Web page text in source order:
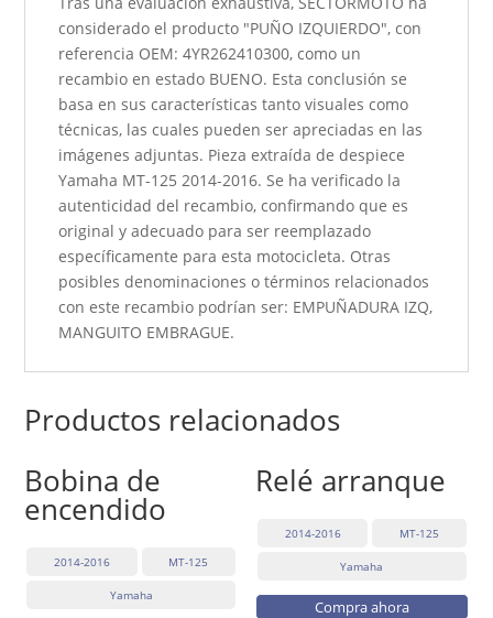
considerado el producto "PUÑO IZQUIERDO", con
referencia OEM: 4YR262410300, como un
recambio en estado BUENO. Esta conclusión se
basa en sus características tanto visuales como
técnicas, las cuales pueden ser apreciadas en las
imágenes adjuntas. Pieza extraída de despiece
Yamaha MT-125 2014-2016. Se ha verificado la
autenticidad del recambio, confirmando que es
original y adecuado para ser reemplazado
específicamente para esta motocicleta. Otras
posibles denominaciones o términos relacionados
con este recambio podrían ser: EMPUÑADURA IZQ,
MANGUITO EMBRAGUE.
Productos relacionados
Bobina de
encendido
2014-2016 MT-125
Yamaha
Relé arranque
2014-2016 MT-125
Yamaha
Compra ahora